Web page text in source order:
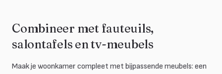
Combineer met fauteuils,
salontafels en tv-meubels
Maak je woonkamer compleet met bijpassende meubels: een